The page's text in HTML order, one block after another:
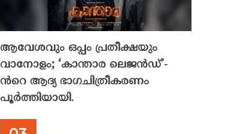
ആവേശവും ഒപ്പം പ്രതീക്ഷയും
വാനോളം; ‘കാന്താര ലെജൻഡ്’-
ൻറെ ആദ്യ ഭാഗചിത്രീകരണം
പൂർത്തിയായി.